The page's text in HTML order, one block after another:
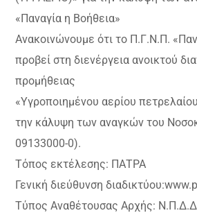
«Παναγία η Βοήθεια»
Ανακοινώνουμε ότι το Π.Γ.Ν.Π.
προβεί στη διενέργεια ανοικτού
προμήθειας
«Υγροποιημένου αερίου
την κάλυψη των αναγκών του
09133000-0).
Τόπος εκτέλεσης: ΠΑΤΡΑ
Γενική διεύθυνση
Τύπος Αναθέτουσας Αρχής: